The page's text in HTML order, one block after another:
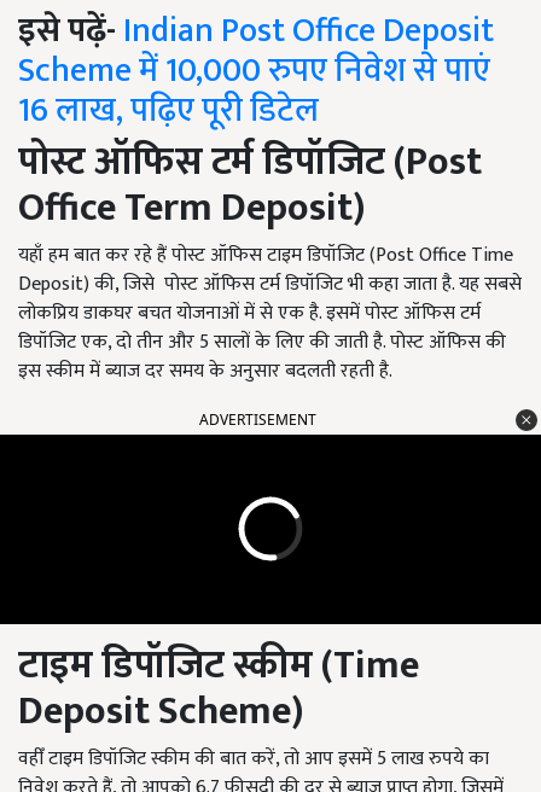
इसे पढ़ें-Indian Post Office Deposit
Scheme में 10,000 रुपए निवेश से पाएं
16 लाख, पढ़िए पूरी डिटेल
पोस्ट ऑफिस टर्म डिपॉजिट (Post
Office Term Deposit)
यहाँ हम बात कर रहे हैं पोस्ट ऑफिस टाइम डिपॉजिट (Post Office Time
Deposit) की, जिसे पोस्ट ऑफिस टर्म डिपॉजिट भी कहा जाता है. यह सबसे
लोकप्रिय डाकघर बचत योजनाओं में से एक है. इसमें पोस्ट ऑफिस टर्म
डिपॉजिट एक, दो तीन और 5 सालों के लिए की जाती है. पोस्ट ऑफिस की
इस स्कीम में ब्याज दर समय के अनुसार बदलती रहती है.
ADVERTISEMENT
टाइम डिपॉजिट स्कीम (Time
Deposit Scheme)
वहीँ टाइम डिपॉजिट स्कीम की बात करें, तो आप इसमें 5 लाख रुपये का